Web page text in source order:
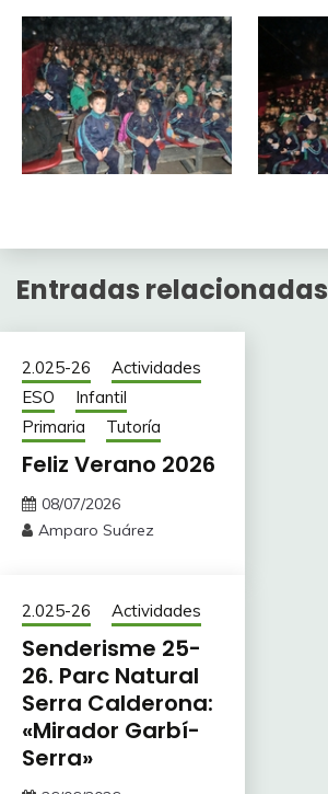
Entradas relacionadas
2.025-26
Actividades
ESO
Infantil
Primaria
Tutoría
Feliz Verano 2026
08/07/2026
Amparo Suárez
2.025-26 Actividades
Senderisme 25-
26. Parc Natural
Serra Calderona:
«Mirador Garbí-
Serra»